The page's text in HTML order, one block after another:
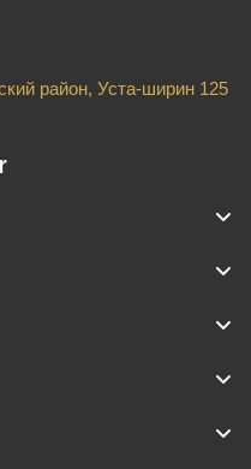
район, Уста-ширин 125